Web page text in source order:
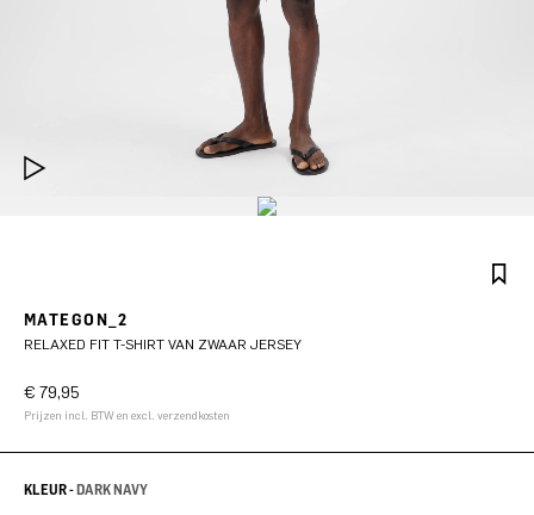
MATEGON_2
RELAXED FIT T-SHIRT VAN ZWAAR JERSEY
€ 79,95
Prijzen incl. BTW en excl. verzendkosten
KLEUR -DARK NAVY